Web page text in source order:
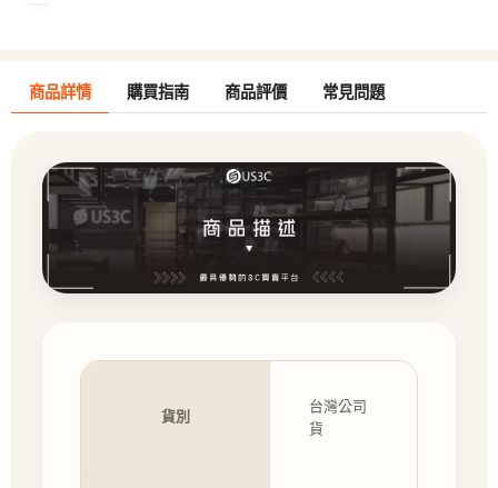
商品詳情 購買指南 商品評價 常見問題
貨別
台灣公司
貨